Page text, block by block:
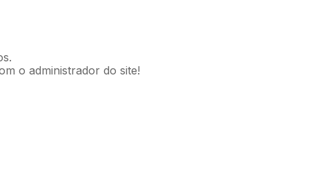
o administrador do site!